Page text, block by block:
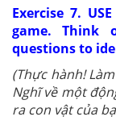
Exercise 7.
game. Think
questions to
(Thực hành!
Nghĩ về một
ra con vật của